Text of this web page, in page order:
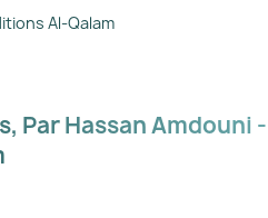
Al-Qalam
Par Hassan Amdouni -